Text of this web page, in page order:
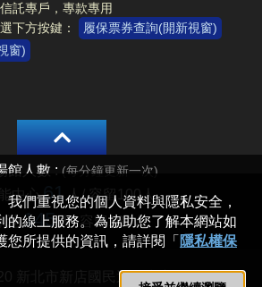
託專戶，專款專用
下方按鍵：
履保票券查詢(開新視窗)
窗)
新北市新店國民運動中心 All rights